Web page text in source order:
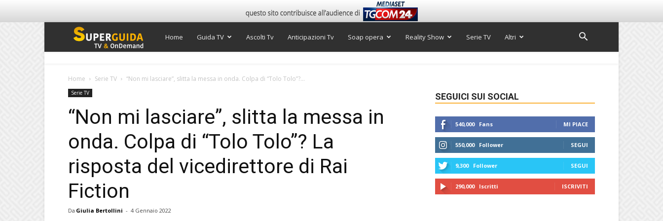
Super
Home Guida TV Ascolti Tv Anticipazioni Tv Soap opera Reality Show Serie TV Altri
Home Serie TV “Non mi lasciare”, slitta la messa in onda. Colpa di “Tolo Tolo”?...
Serie TV
“Non mi lasciare”, slitta la messa in
onda. Colpa di “Tolo Tolo”? La
risposta del vicedirettore di Rai
Fiction
Da Giulia Bertollini - 4 Gennaio 2022
SEGUICI SUI SOCIAL
540,000 Fans MI PIACE
550,000 Follower SEGUI
9,300 Follower SEGUI
290,000 Iscritti ISCRIVITI